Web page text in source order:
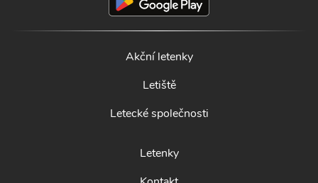
Akční letenky
Letiště
Letecké společnosti
Letenky